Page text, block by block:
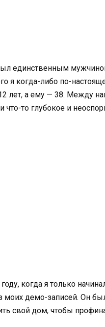
единственным
я когда-либо по-
лет, а ему — 38. Между
что-то глубокое и
когда я только
моих демо-записей. Он
свой дом, чтобы